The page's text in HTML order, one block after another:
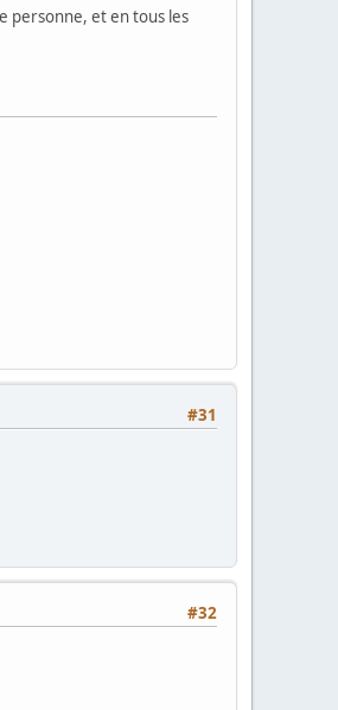
personne, et en tous les
#31
#32